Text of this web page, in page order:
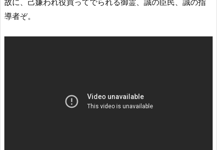
故に、己嫌われ役買ってでられる御霊、誠の臣民、誠の指
導者ぞ。